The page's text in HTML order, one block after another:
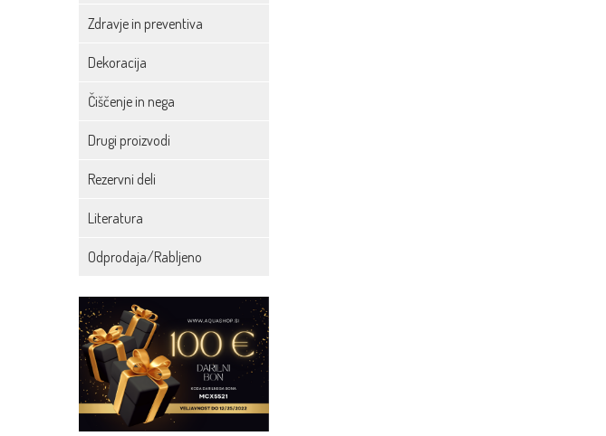
Zdravje in preventiva
Dekoracija
Čiščenje in nega
Drugi proizvodi
Rezervni deli
Literatura
Odprodaja/Rabljeno